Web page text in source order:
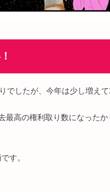
でしたが、今年は少し増えて
最高の権利取り数になった
す。